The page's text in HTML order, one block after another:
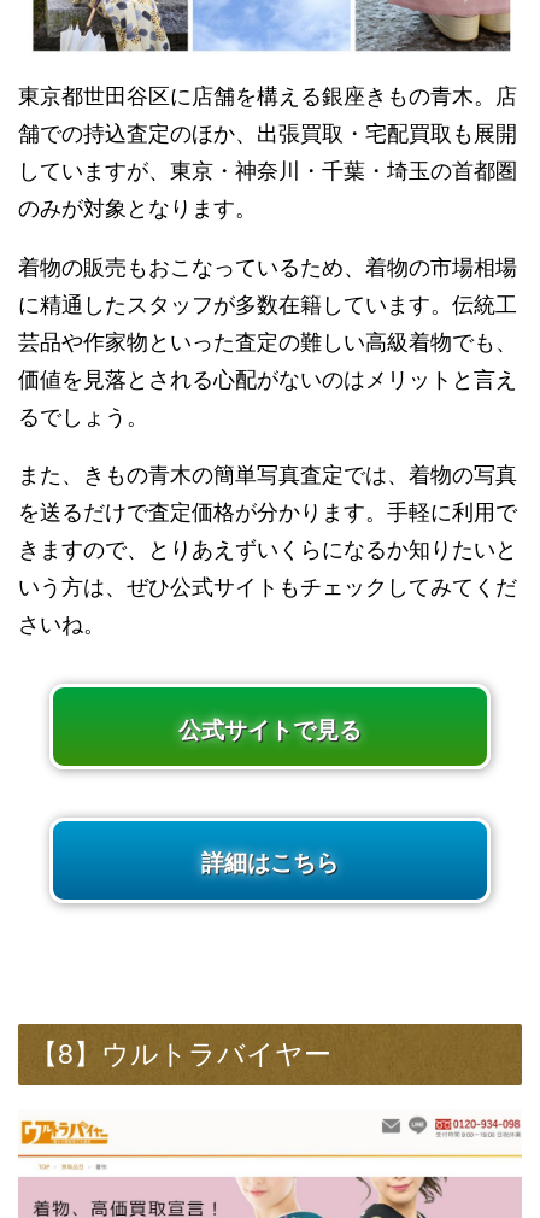
東京都世田谷区に店舗を構える銀座きもの青木。店
舗での持込査定のほか、出張買取・宅配買取も展開
していますが、東京・神奈川・千葉・埼玉の首都圏
のみが対象となります。
着物の販売もおこなっているため、着物の市場相場
に精通したスタッフが多数在籍しています。伝統工
芸品や作家物といった査定の難しい高級着物でも、
価値を見落とされる心配がないのはメリットと言え
るでしょう。
また、きもの青木の簡単写真査定では、着物の写真
を送るだけで査定価格が分かります。手軽に利用で
きますので、とりあえずいくらになるか知りたいと
いう方は、ぜひ公式サイトもチェックしてみてくだ
さいね。
公式サイトで見る
詳細はこちら
【8】ウルトラバイヤー